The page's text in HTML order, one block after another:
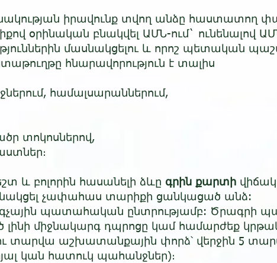
իրավունք տվող անձը հաստատող
օրինական բնակվել ԱՄՆ-ում` ունենալով
մասնակցելու և որոշ պետական
հնարավորություն է տալիս
համալսարաններում,
տոկոսներով,
և բոլորին հասանելի ձևը գրին քարտի
չափահաս տարիքի ցանկացած անձ:​
պատահական ընտրությամբ: Ծրագրի
միջնակարգ դպրոցը կամ համարժեք
տարվա աշխատանքային փորձ՝ վերջին 5
կան հատուկ պահանջներ)։